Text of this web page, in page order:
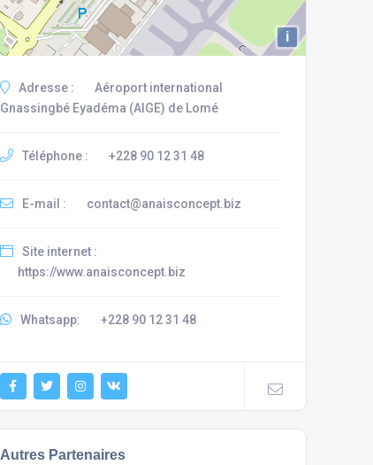
i
Adresse :
Aéroport international
Gnassingbé Eyadéma (AIGE) de Lomé
Téléphone : +228 90 12 31 48
E-mail : contact@anaisconcept.biz
Site internet :
https://www.anaisconcept.biz
Whatsapp: +228 90 12 31 48
Autres Partenaires